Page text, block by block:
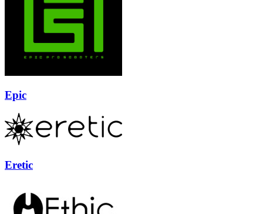
Epic
Eretic